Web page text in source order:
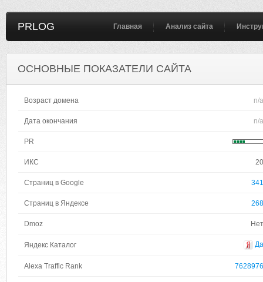
PRLOG Главная Анализ сайта
ОСНОВНЫЕ ПОКАЗАТЕЛИ САЙТА
Возраст домена n/a
Дата окончания n/a
PR
ИКС 20
Страниц в Google 341
Страниц в Яндексе 268
Dmoz Нет
Яндекс Каталог Да
Alexa Traffic Rank 7628976